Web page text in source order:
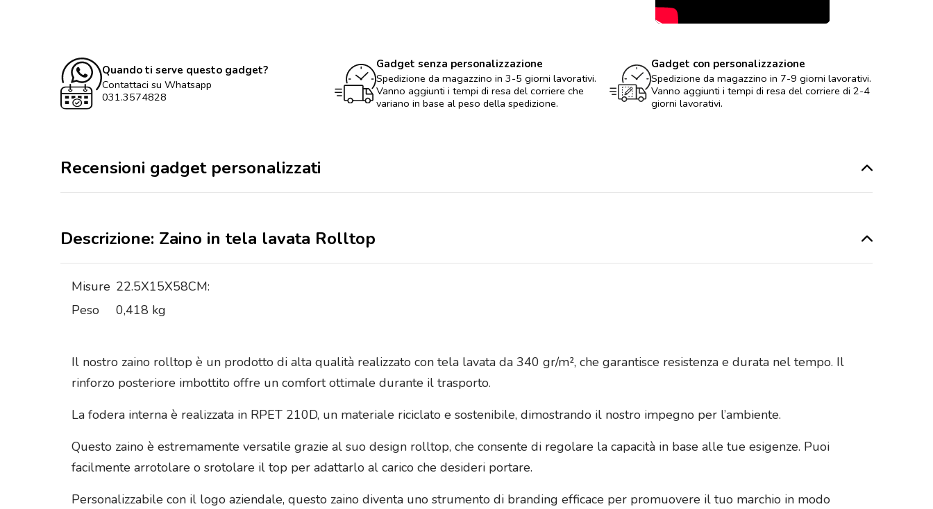
Quando ti serve questo gadget?
Contattaci su Whatsapp
031.3574828
Gadget senza personalizzazione
Spedizione da magazzino in 3-5 giorni lavorativi.
Vanno aggiunti i tempi di resa del corriere che
variano in base al peso della spedizione.
Gadget con personalizzazione
Spedizione da magazzino in 7-9 giorni lavorativi.
Vanno aggiunti i tempi di resa del corriere di 2-4
giorni lavorativi.
Recensioni gadget personalizzati
Descrizione: Zaino in tela lavata Rolltop
Misure 22.5X15X58CM:
Peso
0,418 kg
Il nostro zaino rolltop è un prodotto di alta qualità realizzato con tela lavata da 340 gr/m², che garantisce resistenza e durata nel tempo. Il
rinforzo posteriore imbottito offre un comfort ottimale durante il trasporto.
La fodera interna è realizzata in RPET 210D, un materiale riciclato e sostenibile, dimostrando il nostro impegno per l’ambiente.
Questo zaino è estremamente versatile grazie al suo design rolltop, che consente di regolare la capacità in base alle tue esigenze. Puoi
facilmente arrotolare o srotolare il top per adattarlo al carico che desideri portare.
Personalizzabile con il logo aziendale, questo zaino diventa uno strumento di branding efficace per promuovere il tuo marchio in modo